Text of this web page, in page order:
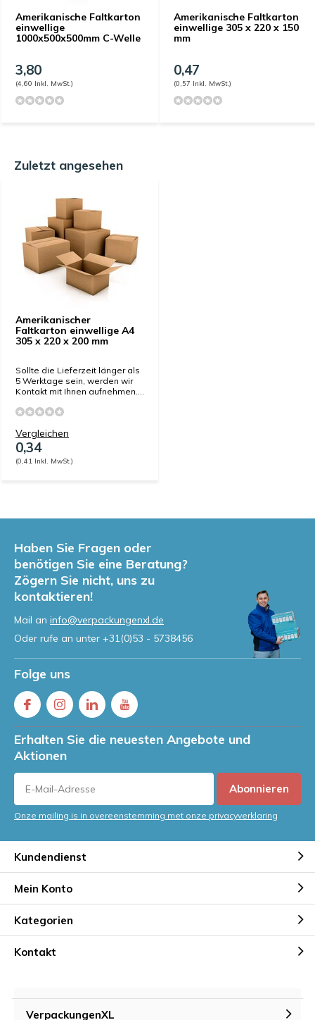
Amerikanische Faltkarton
einwellige
1000x500x500mm C-Welle
3,80
(4,60 Inkl. MwSt.)
Amerikanische Faltkarton
einwellige 305 x 220 x 150
mm
0,47
(0,57 Inkl. MwSt.)
Zuletzt angesehen
Amerikanischer
Faltkarton einwellige A4
305 x 220 x 200 mm
Sollte die Lieferzeit länger als
5 Werktage sein, werden wir
Kontakt mit Ihnen aufnehmen....
Vergleichen
0,34
(0,41 Inkl. MwSt.)
Haben Sie Fragen oder
benötigen Sie eine Beratung?
Zögern Sie nicht, uns zu
kontaktieren!
Mail an info@verpackungenxl.de
Oder rufe an unter +31(0)53 - 5738456
Folge uns
Erhalten Sie die neuesten Angebote und
Aktionen
Abonnieren
Onze mailing is in overeenstemming met onze privacyverklaring
Kundendienst
Mein Konto
Kategorien
Kontakt
VerpackungenXL